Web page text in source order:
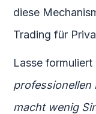
diese
Trading für
Lasse formuliert
professionellen
macht wenig